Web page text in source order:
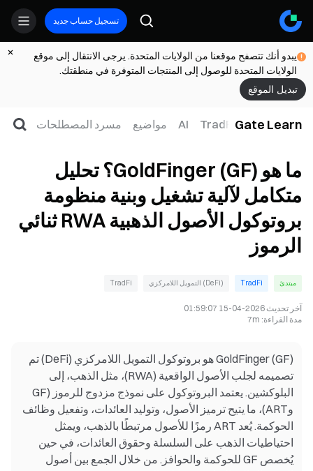
تسجيل حساب جديد
يبدو أنك تتصفح موقعنا من الولايات المتحدة. يرجى الانتقال إلى موقع
الولايات المتحدة للوصول إلى المنتجات المتوفرة في منطقتك.
تبديل الموقع
Gate Learn
ويب3 TradFi
AI مواضيع مسرد المصطلحات
ما هو GoldFinger (GF)؟ تحليل
متكامل لآلية تشغيل وبنية منظومة
بروتوكول الأصول الذهبية RWA ثنائي
الرموز
مبتدئ TradFi (DeFi) التمويل اللامركزي TradFi
آخر تحديث2026-04-15 01:59:07
مدة القراءة:
7m
GoldFinger (GF) هو بروتوكول التمويل اللامركزي (DeFi) تم
تصميمه لجلب الأصول الواقعية (RWA)، مثل الذهب، إلى
البلوكشين. يعتمد البروتوكول على نموذج مزدوج للرموز (GF
وART)، ما يتيح ترميز الأصول، وتوليد العائدات، وتفعيل وظائف
الحوكمة. يُعد ART رمزًا للأصول مرتبطًا بالذهب، ويمثل
احتياطيات الذهب على السلسلة وحقوق العائدات، في حين
يُخصص GF للحوكمة والحوافز. من خلال الجمع بين أصول